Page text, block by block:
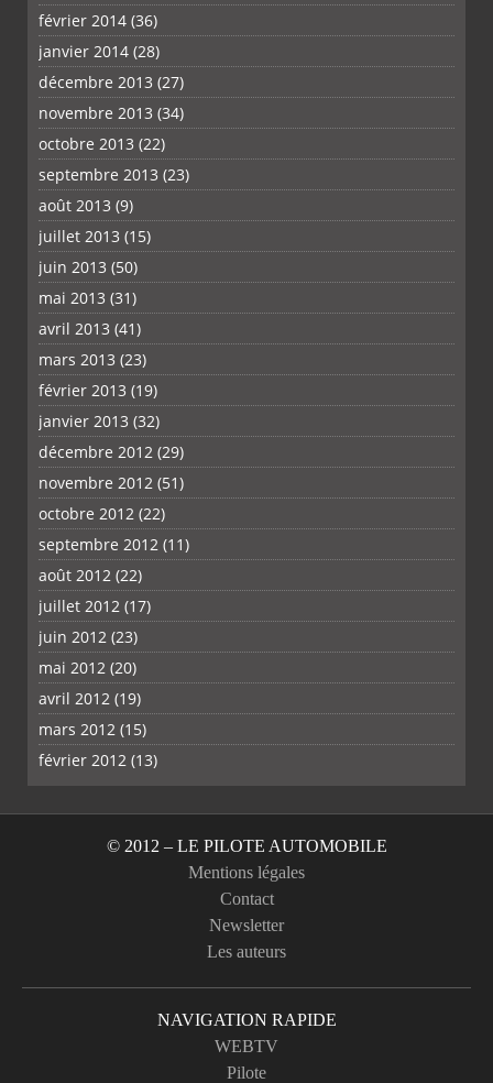
février 2014 (36)
janvier 2014 (28)
décembre 2013 (27)
novembre 2013 (34)
octobre 2013 (22)
septembre 2013 (23)
août 2013 (9)
juillet 2013 (15)
juin 2013 (50)
mai 2013 (31)
avril 2013 (41)
mars 2013 (23)
février 2013 (19)
janvier 2013 (32)
décembre 2012 (29)
novembre 2012 (51)
octobre 2012 (22)
septembre 2012 (11)
août 2012 (22)
juillet 2012 (17)
juin 2012 (23)
mai 2012 (20)
avril 2012 (19)
mars 2012 (15)
février 2012 (13)
© 2012 – LE PILOTE AUTOMOBILE
Mentions légales
Contact
Newsletter
Les auteurs
NAVIGATION RAPIDE
WEBTV
Pilote